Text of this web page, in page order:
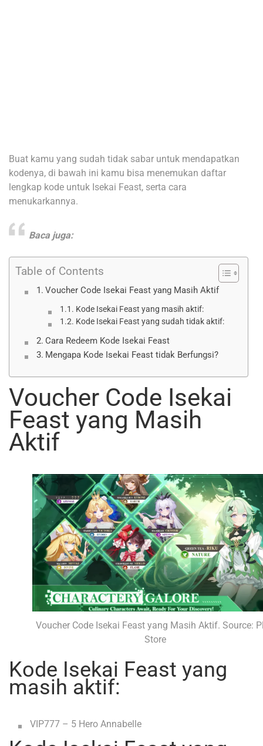
Buat kamu yang sudah tidak sabar untuk mendapatkan
kodenya, di bawah ini kamu bisa menemukan daftar
lengkap kode untuk Isekai Feast, serta cara
menukarkannya.
Baca juga:
Table of Contents
Voucher Code Isekai Feast yang Masih Aktif
Kode Isekai Feast yang masih aktif:
Kode Isekai Feast yang sudah tidak aktif:
Cara Redeem Kode Isekai Feast
Mengapa Kode Isekai Feast tidak Berfungsi?
Voucher Code Isekai
Feast yang Masih
Aktif
Voucher Code Isekai Feast yang Masih Aktif. Source:
Store
Kode Isekai Feast yang
masih aktif:
VIP777 – 5 Hero Annabelle